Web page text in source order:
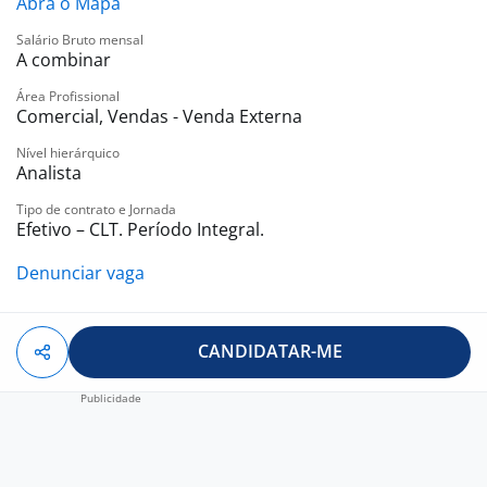
Ensino Médio Completo (2º Grau);
CNH Valida;
Veículo próprio;
Benefícios
Comissão atrativo sem limites, R$ 5 à R$ 6 mil reais +
Auxilio Combustível;
Premiações;
Celular Corporativo;
Salário Bruto mensal
A combinar
Área Profissional
Comercial, Vendas - Venda Externa
Nível hierárquico
Analista
Tipo de contrato e Jornada
Efetivo – CLT. Período Integral.
Denunciar vaga
CANDIDATAR-ME